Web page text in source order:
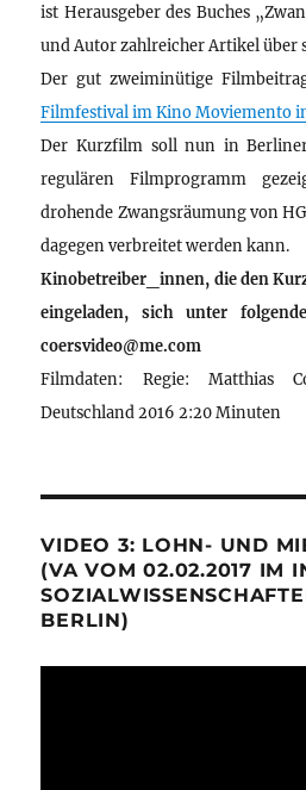
ist Herausgeber des Buches
und Autor zahlreicher Artikel über
Der gut zweiminütige
Filmfestival im Kino Moviemento
Der Kurzfilm soll nun in
regulären Filmprogramm
drohende Zwangsräumung von
dagegen verbreitet werden kann.
Kinobetreiber_innen, die den
eingeladen, sich unter
coersvideo@me.com
Filmdaten: Regie: Matthias
Deutschland 2016 2:20 Minuten
VIDEO 3: LOHN- UND
(VA VOM 02.02.2017 IM
BERLIN)